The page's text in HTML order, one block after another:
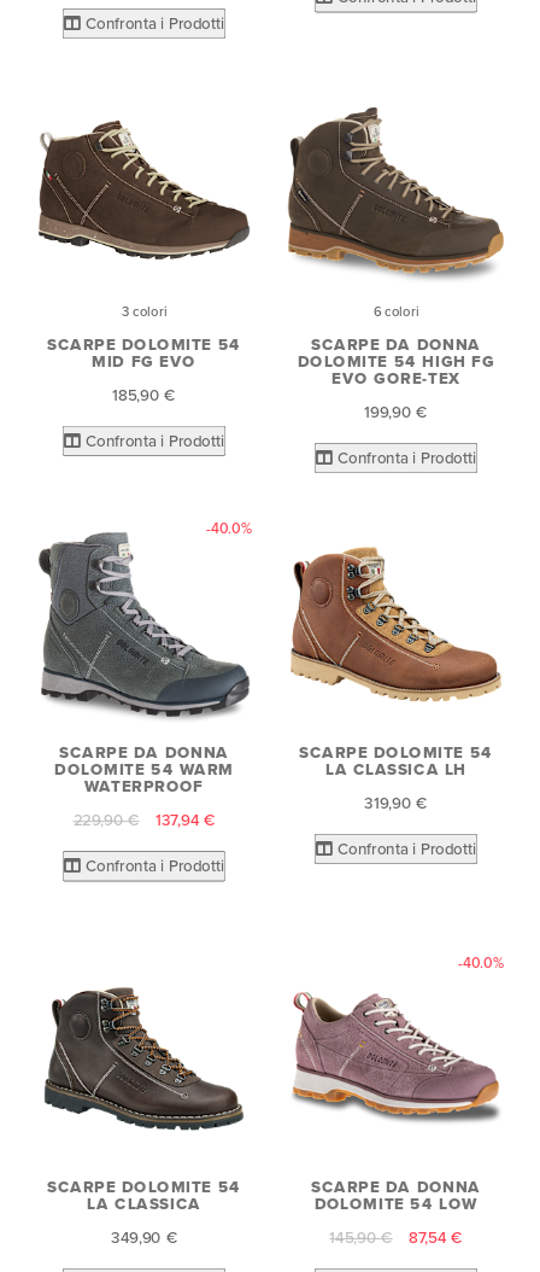
Confronta i Prodotti
3 colori
SCARPE DOLOMITE 54
MID FG EVO
185,90 €
Confronta i Prodotti
6 colori
SCARPE DA DONNA
DOLOMITE 54 HIGH FG
EVO GORE-TEX
199,90 €
Confronta i Prodotti
-40.0%
SCARPE DA DONNA
DOLOMITE 54 WARM
WATERPROOF
229,90 € 137,94 €
Confronta i Prodotti
SCARPE DOLOMITE 54
LA CLASSICA LH
319,90 €
Confronta i Prodotti
SCARPE DOLOMITE 54
LA CLASSICA
349,90 €
-40.0%
SCARPE DA DONNA
DOLOMITE 54 LOW
145,90 €
87,54 €